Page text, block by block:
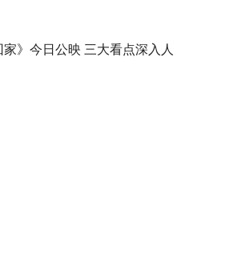
》今日公映 三大看点深入人